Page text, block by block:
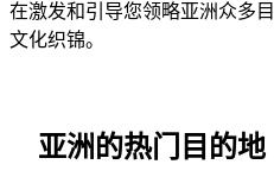
在激发和引导您领略亚洲众多
文化织锦。
亚洲的热门目的地